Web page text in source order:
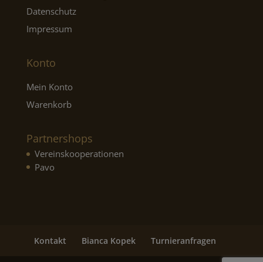
Datenschutz
Impressum
Konto
Mein Konto
Warenkorb
Partnershops
Vereinskooperationen
Pavo
Kontakt Bianca Kopek Turnieranfragen